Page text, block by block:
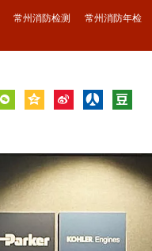
常州消防检测 常州消防年检